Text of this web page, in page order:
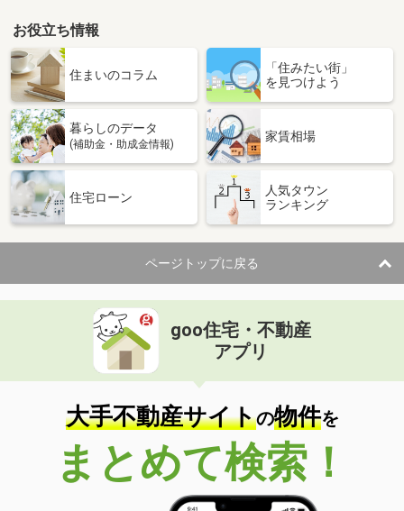
広島県広島市安佐南区西原４
価 格
広島県広島市安佐南区西原４
専有面積 56.65m²
間取り
広島県福山市東深津町２
住 所
広島県福山市東深津町２
専有面積 33.62m²
間取り
1LDK
広島県福山市南蔵王町４
価 格
住 所
広島県福山市南蔵王町４
専有面積 33.39m²
間取り
1LDK
広島県尾道市山波町
価 格
5.30万円
広島県尾道市山波町
お役立ち情報
住まいのコラム
「住みたい街」
を見つけよう
暮らしのデータ
(補助金・助成金情報)
家賃相場
住宅ローン
人気タウン
ランキング
ページトップに戻る
goo住宅・不動産
アプリ
大手不動産サイトの物件を
まとめて検索！